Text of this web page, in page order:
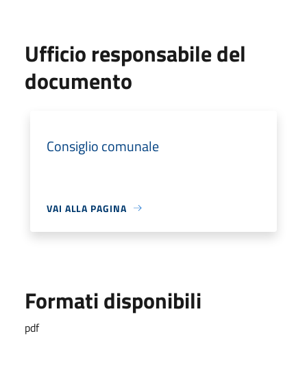
Ufficio responsabile del
documento
Consiglio comunale
VAI ALLA PAGINA
Formati disponibili
pdf